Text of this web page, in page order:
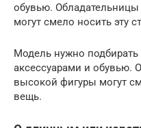
обувью.
могут смело носить эту
Модель нужно
аксессуарами и обувью.
высокой фигуры могут
вещь.